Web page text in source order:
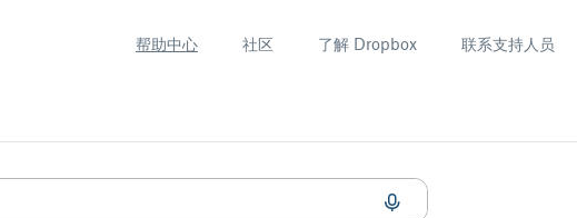
帮助中心 社区 了解 Dropbox 联系支持人员